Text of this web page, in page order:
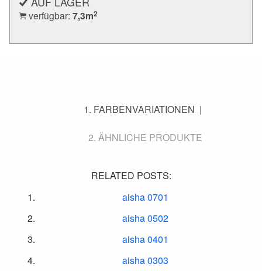
verfügbar: 7,3m2
FARBENVARIATIONEN
ÄHNLICHE PRODUKTE
RELATED POSTS:
aisha 0701
aisha 0502
aisha 0401
aisha 0303